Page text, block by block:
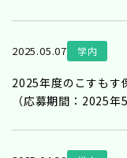
2025.05.07 学内
2025年度のこすもす
（応募期間：2025